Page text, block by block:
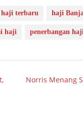
terbaru haji
haji penerbangan
Norris Menang